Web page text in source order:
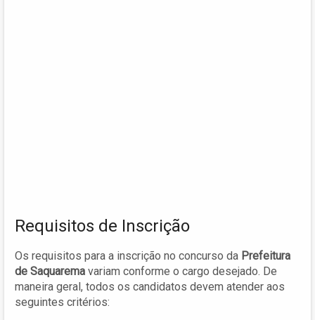
Requisitos de Inscrição
Os requisitos para a inscrição no concurso da Prefeitura
de Saquarema variam conforme o cargo desejado. De
maneira geral, todos os candidatos devem atender aos
seguintes critérios: